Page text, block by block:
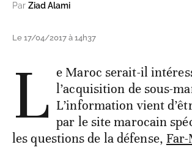
Par Ziad Alami
Le 17/04/2017 à 14h37
L e Maroc serait-il
l’acquisition de sous-
L’information vient
par le site marocain
les questions de la défense,